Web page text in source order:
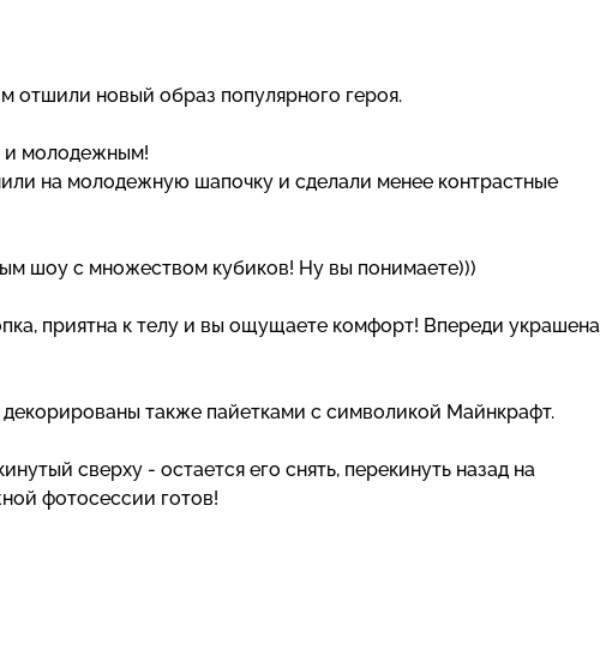
отшили новый образ популярного героя.
и молодежным!
на молодежную шапочку и сделали менее контрастные
шоу с множеством кубиков! Ну вы понимаете)))
приятна к телу и вы ощущаете комфорт! Впереди украшена
также пайетками с символикой Майнкрафт.
сверху - остается его снять, перекинуть назад на
фотосессии готов!